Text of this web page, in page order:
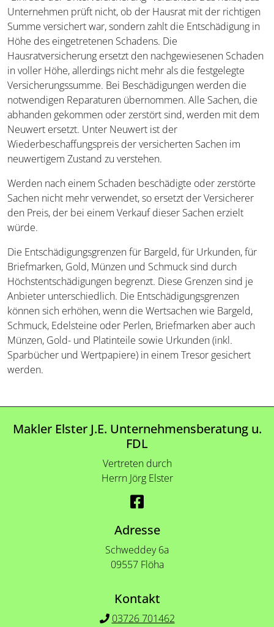
Unternehmen prüft nicht, ob der Hausrat mit der richtigen
Summe versichert war, sondern zahlt die Entschädigung in
Höhe des eingetretenen Schadens. Die
Hausratversicherung ersetzt den nachgewiesenen Schaden
in voller Höhe, allerdings nicht mehr als die festgelegte
Versicherungssumme. Bei Beschädigungen werden die
notwendigen Reparaturen übernommen. Alle Sachen, die
abhanden gekommen oder zerstört sind, werden mit dem
Neuwert ersetzt. Unter Neuwert ist der
Wiederbeschaffungspreis der versicherten Sachen im
neuwertigem Zustand zu verstehen.
Werden nach einem Schaden beschädigte oder zerstörte
Sachen nicht mehr verwendet, so ersetzt der Versicherer
den Preis, der bei einem Verkauf dieser Sachen erzielt
würde.
Die Entschädigungsgrenzen für Bargeld, für Urkunden, für
Briefmarken, Gold, Münzen und Schmuck sind durch
Höchstentschädigungen begrenzt. Diese Grenzen sind je
Anbieter unterschiedlich. Die Entschädigungsgrenzen
können sich erhöhen, wenn die Wertsachen wie Bargeld,
Schmuck, Edelsteine oder Perlen, Briefmarken aber auch
Münzen, Gold- und Platinteile sowie Urkunden (inkl.
Sparbücher und Wertpapiere) in einem Tresor gesichert
werden.
Makler Elster J.E. Unternehmensberatung u.
FDL
Vertreten durch
Herrn Jörg Elster
Adresse
Schweddey 6a
09557 Flöha
Kontakt
03726 701462